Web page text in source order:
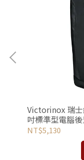
Victorinox 瑞
吋標準型電腦
NT$5,130